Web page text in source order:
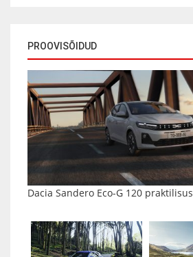
PROOVISÕIDUD
Dacia Sandero Eco-G 120